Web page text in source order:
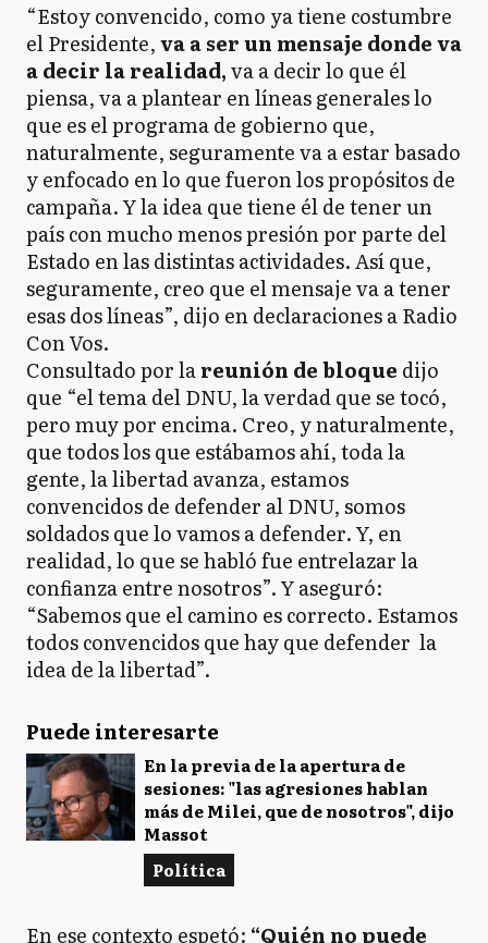
“Estoy convencido, como ya tiene costumbre
el Presidente,va a ser un mensaje donde va
a decir la realidad,va a decir lo que él
piensa, va a plantear en líneas generales lo
que es el programa de gobierno que,
naturalmente, seguramente va a estar basado
y enfocado en lo que fueron los propósitos de
campaña. Y la idea que tiene él de tener un
país con mucho menos presión por parte del
Estado en las distintas actividades. Así que,
seguramente, creo que el mensaje va a tener
esas dos líneas”, dijo en declaraciones a Radio
Con Vos.
Consultado por lareunión de bloque dijo
que “el tema del DNU, la verdad que se tocó,
pero muy por encima. Creo, y naturalmente,
que todos los que estábamos ahí, toda la
gente, la libertad avanza, estamos
convencidos de defender al DNU, somos
soldados que lo vamos a defender. Y, en
realidad, lo que se habló fue entrelazar la
confianza entre nosotros”. Y aseguró:
“Sabemos que el camino es correcto. Estamos
todos convencidos que hay que defender la
idea de la libertad”.
Puede interesarte
En la previa de la apertura de
sesiones: "las agresiones hablan
más de Milei, que de nosotros", dijo
Massot
Política
En ese contexto espetó: “Quién no puede